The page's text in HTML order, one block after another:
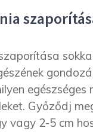
egészséges
Győződj
vagy 2-5 cm